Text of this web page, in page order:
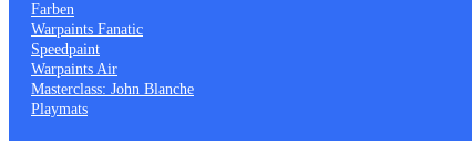
Farben
Warpaints Fanatic
Speedpaint
Warpaints Air
Masterclass: John Blanche
Playmats